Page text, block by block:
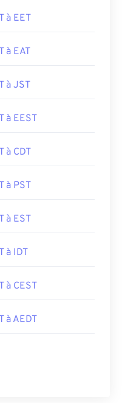
à EET
à EAT
à JST
à EEST
à CDT
à PST
à EST
à IDT
à CEST
à AEDT